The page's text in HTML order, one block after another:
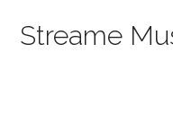
Streame